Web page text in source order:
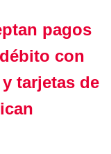
pagos
con
tarjetas de